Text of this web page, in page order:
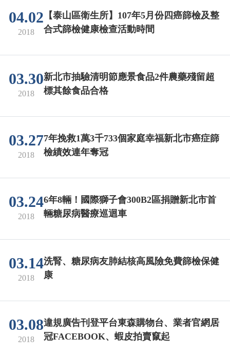
04.02
2018
【泰山區衛生所】107年5月份四癌篩檢及整
合式篩檢健康檢查活動時間
03.30
2018
新北市抽驗清明節應景食品2件農藥殘留超
標其餘食品合格
03.27
2018
7年挽救1萬3千733個家庭幸福新北市癌症篩
檢績效連年奪冠
03.24
2018
6年8輛！國際獅子會300B2區捐贈新北市首
輛糖尿病醫療巡迴車
03.14
2018
洗腎、糖尿病友肺結核高風險免費篩檢保健
康
03.08
2018
違規廣告刊登平台東森購物台、業者官網居
冠FACEBOOK、蝦皮拍賣竄起